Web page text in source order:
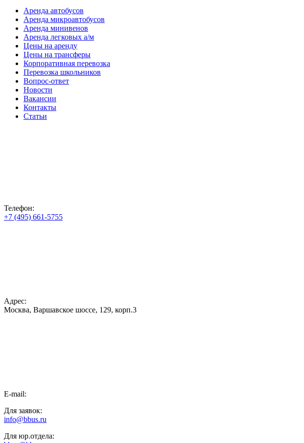
Аренда автобусов
Аренда микроавтобусов
Аренда минивенов
Аренда легковых а/м
Цены на аренду
Цены на трансферы
Корпоративная перевозка
Перевозка школьников
Вопрос-ответ
Новости
Вакансии
Контакты
Статьи
Телефон:
+7 (495) 661-5755
Адрес:
Москва, Варшавское шоссе, 129, корп.3
E-mail:
Для заявок:
info@bbus.ru
Для юр.отдела: